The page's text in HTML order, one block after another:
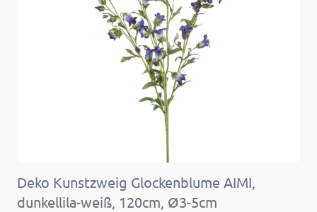
Deko Kunstzweig Glockenblume AIMI,
dunkellila-weiß, 120cm, Ø3-5cm